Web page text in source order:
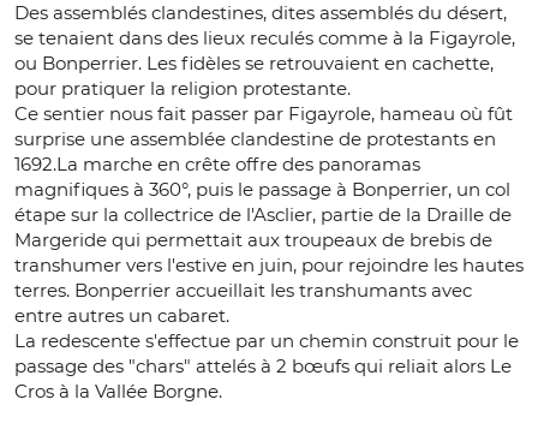
Des assemblés clandestines, dites assemblés du désert,
se tenaient dans des lieux reculés comme à la Figayrole,
ou Bonperrier. Les fidèles se retrouvaient en cachette,
pour pratiquer la religion protestante.
Ce sentier nous fait passer par Figayrole, hameau où fût
surprise une assemblée clandestine de protestants en
1692.La marche en crête offre des panoramas
magnifiques à 360°, puis le passage à Bonperrier, un col
étape sur la collectrice de l'Asclier, partie de la Draille de
Margeride qui permettait aux troupeaux de brebis de
transhumer vers l'estive en juin, pour rejoindre les hautes
terres. Bonperrier accueillait les transhumants avec
entre autres un cabaret.
La redescente s'effectue par un chemin construit pour le
passage des "chars" attelés à 2 bœufs qui reliait alors Le
Cros à la Vallée Borgne.